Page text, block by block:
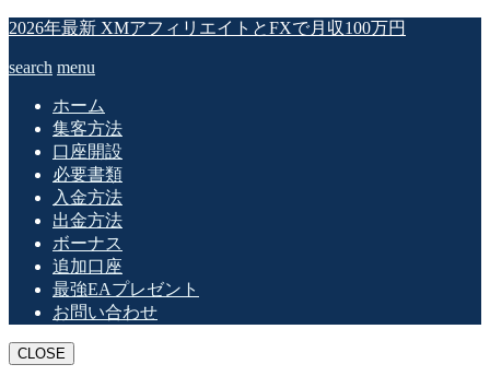
2026年最新 XMアフィリエイトとFXで月収100万円
search menu
ホーム
集客方法
口座開設
必要書類
入金方法
出金方法
ボーナス
追加口座
最強EAプレゼント
お問い合わせ
CLOSE